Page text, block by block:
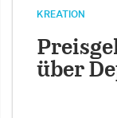
KREATION
über